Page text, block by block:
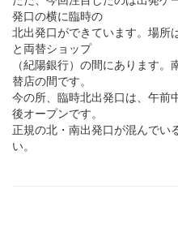
発口の横に臨時の
北出発口ができています。場所
と両替ショップ
（紀陽銀行）の間にあります
替店の間です。
今の所、臨時北出発口は、午前
後オープンです。
正規の北・南出発口が混んでい
い。